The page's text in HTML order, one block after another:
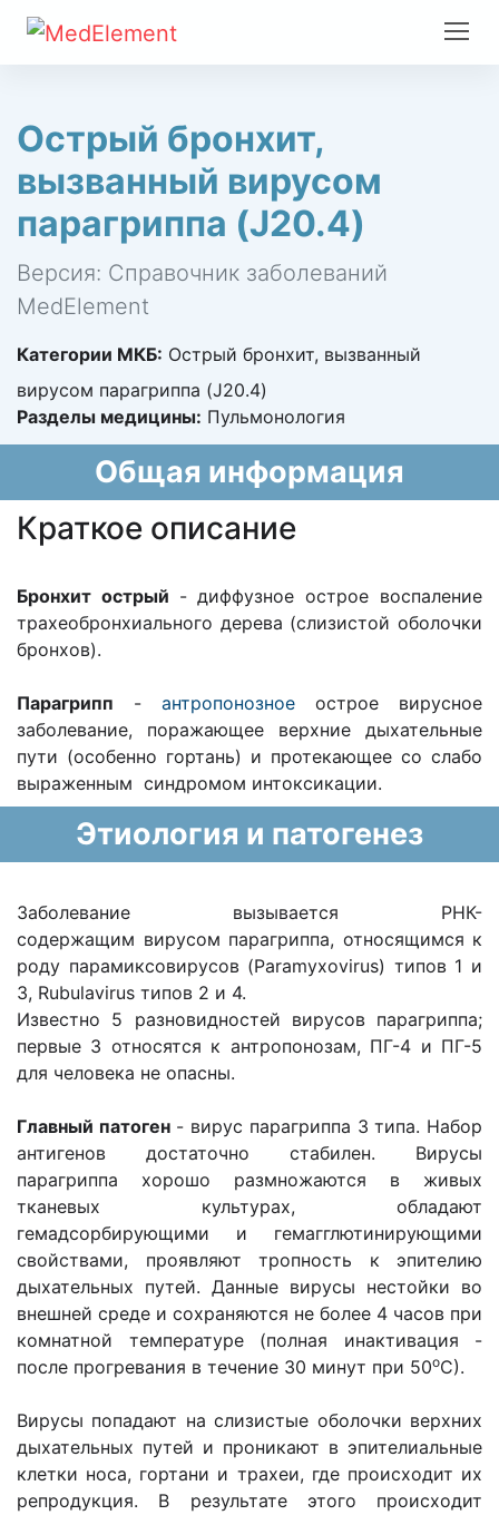
Острый бронхит,
вызванный вирусом
парагриппа (J20.4)
Версия: Справочник заболеваний
MedElement
Категории МКБ: Острый бронхит, вызванный
вирусом парагриппа (J20.4)
Разделы медицины: Пульмонология
Общая информация
Краткое описание
Бронхит острый - диффузное острое воспаление
трахеобронхиального дерева (слизистой оболочки
бронхов).
Парагрипп - антропонозное острое вирусное
заболевание, поражающее верхние дыхательные
пути (особенно гортань) и протекающее со слабо
выраженным синдромом интоксикации.
Этиология и патогенез
Заболевание вызывается РНК-
содержащим вирусом парагриппа, относящимся к
роду парамиксовирусов (Paramyxovirus) типов 1 и
3, Rubulavirus типов 2 и 4.
Известно 5 разновидностей вирусов парагриппа;
первые 3 относятся к антропонозам, ПГ-4 и ПГ-5
для человека не опасны.
Главный патоген- вирус парагриппа 3 типа. Набор
антигенов достаточно стабилен. Вирусы
парагриппа хорошо размножаются в живых
тканевых культурах, обладают
гемадсорбирующими и гемагглютинирующими
свойствами, проявляют тропность к эпителию
дыхательных путей. Данные вирусы нестойки во
внешней среде и сохраняются не более 4 часов при
комнатной температуре (полная инактивация -
после прогревания в течение 30 минут при 50оС).
Вирусы попадают на слизистые оболочки верхних
дыхательных путей и проникают в эпителиальные
клетки носа, гортани и трахеи, где происходит их
репродукция. В результате этого происходит